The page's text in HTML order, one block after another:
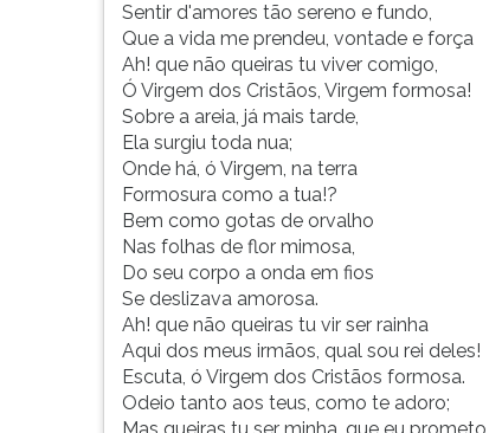
Sentir d'amores tão sereno e fundo,
Que a vida me prendeu, vontade e força
Ah! que não queiras tu viver comigo,
Ó Virgem dos Cristãos, Virgem formosa!
Sobre a areia, já mais tarde,
Ela surgiu toda nua;
Onde há, ó Virgem, na terra
Formosura como a tua!?
Bem como gotas de orvalho
Nas folhas de flor mimosa,
Do seu corpo a onda em fios
Se deslizava amorosa.
Ah! que não queiras tu vir ser rainha
Aqui dos meus irmãos, qual sou rei deles!
Escuta, ó Virgem dos Cristãos formosa.
Odeio tanto aos teus, como te adoro;